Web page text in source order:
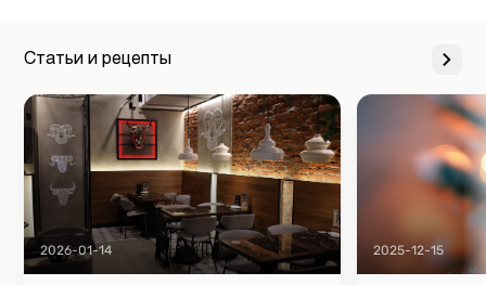
Статьи и рецепты
2026-01-14 2025-12-15